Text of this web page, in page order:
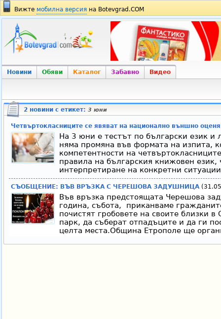
Вижте мобилна версия на Botevgrad.COM
Новини Обяви Каталог Забавно Видео
2 новини с етикет: 3 юни
Четвъртокласниците се явяват на национално външно
На 3 юни е тестът по български език и
няма промяна във формата на изпита,
компетентности на
правила на българския книжовен език,
интерпретиране на конкретни
СЪОБЩЕНИЕ: ВЪВ ВРЪЗКА С ЧЕРЕШОВА ЗАДУШНИЦА
Във връзка предстоящата Черешова
година, събота, приканваме
почистят гробовете на своите близки
парк, да съберат отпадъците и да ги
целта места.Община Етрополе ще